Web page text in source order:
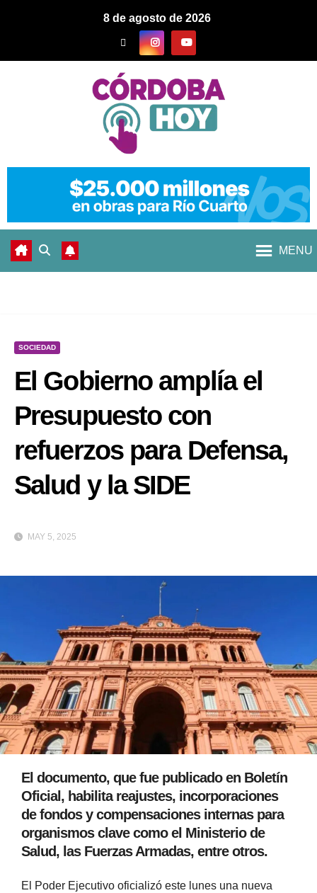
8 de agosto de 2026
MENU
SOCIEDAD
El Gobierno amplía el
Presupuesto con
refuerzos para Defensa,
Salud y la SIDE
MAY 5, 2025
El documento, que fue publicado en Boletín
Oficial, habilita reajustes, incorporaciones
de fondos y compensaciones internas para
organismos clave como el Ministerio de
Salud, las Fuerzas Armadas, entre otros.
El Poder Ejecutivo oficializó este lunes una nueva